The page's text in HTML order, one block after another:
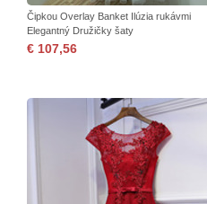
Čipkou Overlay Banket Ilúzia rukávmi
Elegantný Družičky šaty
€ 107,56